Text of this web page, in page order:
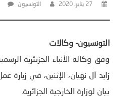
27 يناير، 2020 التونسيون
التونسيون- وكالات
وفق وكالة الأنباء الجزتئرية
زايد آل نهيان، الإثنين، في
بيان لوزارة الخارجية الجزائرية.